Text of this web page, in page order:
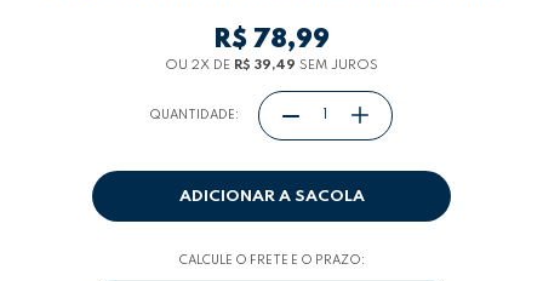
R$ 78,99
OU 2X DE R$ 39,49 SEM JUROS
QUANTIDADE:
ADICIONAR A SACOLA
CALCULE O FRETE E O PRAZO: